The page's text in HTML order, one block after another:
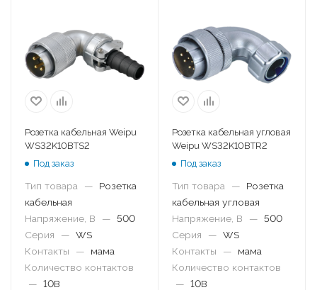
Розетка кабельная Weipu
WS32K10BTS2
Под заказ
Тип товара —
Розетка
кабельная
Напряжение, В
— 500
Серия
— WS
Контакты
—
мама
Количество контактов
— 10B
Розетка кабельная угловая
Weipu WS32K10BTR2
Под заказ
Тип товара —
Розетка
кабельная угловая
Напряжение, В
— 500
Серия
— WS
Контакты
—
мама
Количество контактов
— 10B